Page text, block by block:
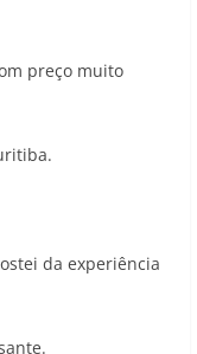
preço muito
da experiência